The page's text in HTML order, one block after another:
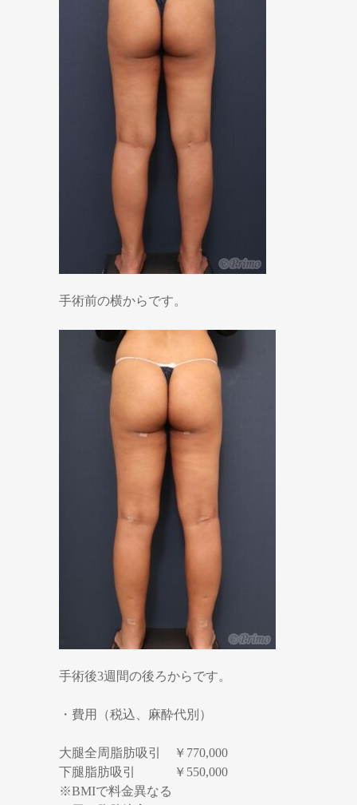
手術前の横からです。
手術後3週間の後ろからです。
・費用（税込、麻酔代別）
大腿全周脂肪吸引 ￥770,000
下腿脂肪吸引 ￥550,000
※BMIで料金異なる